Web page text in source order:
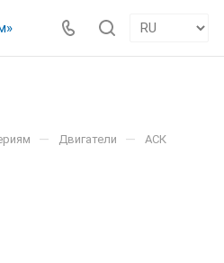
— Двигатели — АСК